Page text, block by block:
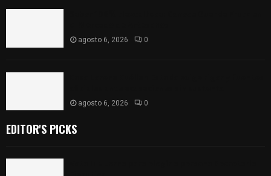
agosto 6, 2026 0
agosto 6, 2026 0
EDITOR'S PICKS